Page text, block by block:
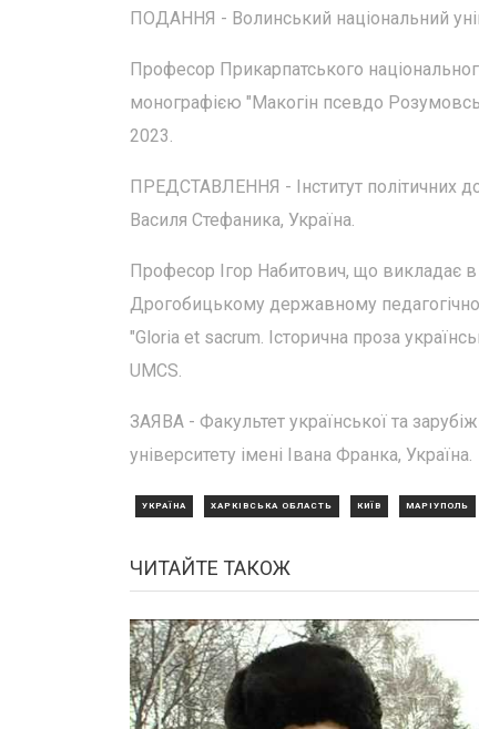
ПОДАННЯ - Волинський національний
Професор Прикарпатського
монографією "Макогін псевдо
2023.
ПРЕДСТАВЛЕННЯ - Інститут політичних
Василя Стефаника, Україна.
Професор Ігор Набитович, що викладає в
Дрогобицькому державному
"Gloria et sacrum. Історична проза
UMCS.
ЗАЯВА - Факультет української та
університету імені Івана Франка, Україна.
УКРАЇНА ХАРКІВСЬКА ОБЛАСТЬ КИЇВ МАРІУПОЛЬ
ЧИТАЙТЕ ТАКОЖ